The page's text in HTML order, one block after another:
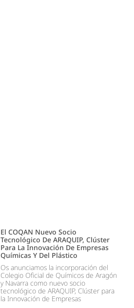
El COQAN Nuevo Socio
Tecnológico De ARAQUIP, Clúster
Para La Innovación De Empresas
Químicas Y Del Plástico
Os anunciamos la incorporación del
Colegio Oficial de Químicos de Aragón
y Navarra como nuevo socio
tecnológico de ARAQUIP, Clúster para
la Innovación de Empresas